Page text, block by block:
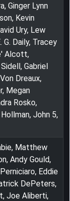
Ginger Lynn
Kevin
Ury, Lew
Daily, Tracey
Alcott,
Gabriel
Dreaux,
Megan
Rosko,
John 5,
Matthew
Andy Gould,
Eddie
DePeters,
Joe Aliberti,